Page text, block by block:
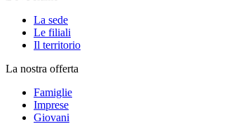
La sede
Le filiali
Il territorio
La nostra offerta
Famiglie
Imprese
Giovani